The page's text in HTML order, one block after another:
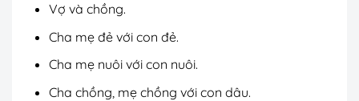
Vợ và chồng.
Cha mẹ đẻ với con đẻ.
Cha mẹ nuôi với con nuôi.
Cha chồng, mẹ chồng với con dâu.